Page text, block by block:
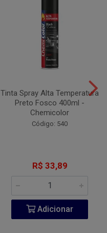
Tinta Spray Alta Temperatura
Preto Fosco 400ml -
Chemicolor
Código: 540
R$ 33,89
Adicionar